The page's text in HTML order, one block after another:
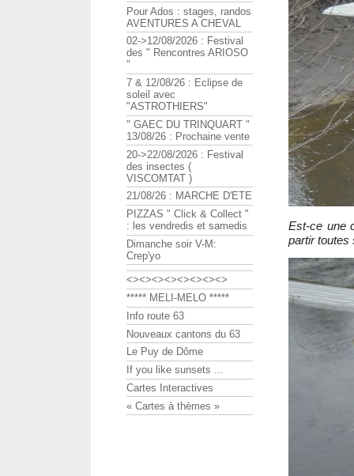
Est-ce une
partir toutes
Pour Ados : stages, randos
AVENTURES A CHEVAL
02->12/08/2026 : Festival
des " Rencontres ARIOSO
"
7 & 12/08/26 : Eclipse de
soleil avec
"ASTROTHIERS"
" GAEC DU TRINQUART "
13/08/26 : Prochaine vente
20->22/08/2026 : Festival
des insectes (
VISCOMTAT )
21/08/26 : MARCHE D'ETE
PIZZAS " Click & Collect "
: les vendredis et samedis
Dimanche soir V-M:
Crep'yo
<><><><><><><><>
***** MELI-MELO *****
Info route 63
Nouveaux cantons du 63
Le Puy de Dôme
If you like sunsets ...
Cartes Interactives
« Cartes à thèmes »